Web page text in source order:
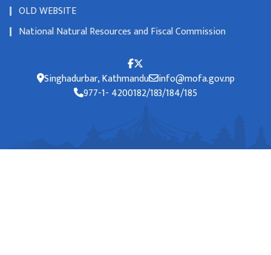
OLD WEBSITE
National Natural Resources and Fiscal Commission
Singhadurbar, Kathmandu info@mofa.gov.np
977-1- 4200182/183/184/185